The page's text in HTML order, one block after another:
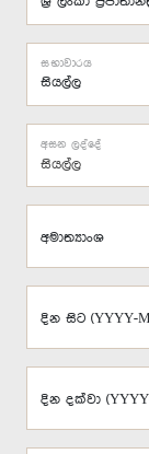
සභාවාරය
සියල්ල
අසන ලද්දේ
අමාත්‍යාංශ
දින සිට (YYYY-
දින දක්වා